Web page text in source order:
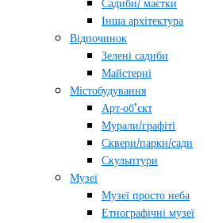
Садиби/ маєтки
Інша архітектура
Відпочинок
Зелені садиби
Майстерні
Містобудування
Арт-об’єкт
Мурали/графіті
Сквери/парки/сади
Скульптури
Музеї
Музеї просто неба
Етнографічні музеї